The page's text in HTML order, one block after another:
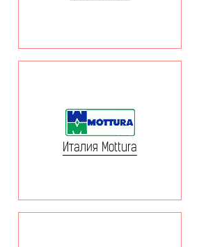
Италия Mottura